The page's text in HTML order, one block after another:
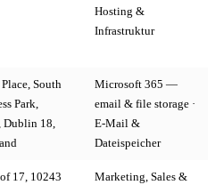
Hosting &
Infrastruktur
South
Park,
Dublin 18,
Microsoft 365 —
email & file storage ·
E-Mail &
Dateispeicher
17, 10243
Marketing, Sales &